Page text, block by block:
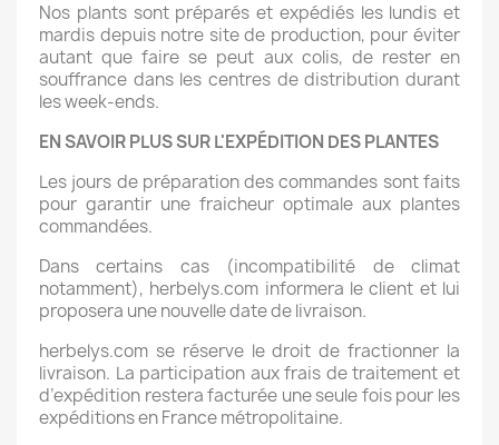
Nos plants sont préparés et expédiés les lundis et
mardis depuis notre site de production, pour éviter
autant que faire se peut aux colis, de rester en
souffrance dans les centres de distribution durant
les week-ends.
EN SAVOIR PLUS SUR L'EXPÉDITION DES PLANTES
Les jours de préparation des commandes sont faits
pour garantir une fraicheur optimale aux plantes
commandées.
Dans certains cas (incompatibilité de climat
notamment), herbelys.com informera le client et lui
proposera une nouvelle date de livraison.
herbelys.com se réserve le droit de fractionner la
livraison. La participation aux frais de traitement et
d’expédition restera facturée une seule fois pour les
expéditions en France métropolitaine.